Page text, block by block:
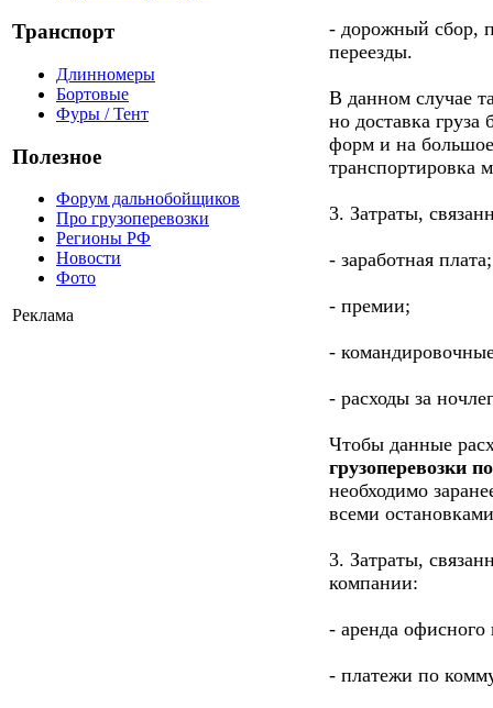
Транспорт
Длинномеры
Бортовые
Фуры / Тент
Полезное
Форум дальнобойщиков
Про грузоперевозки
Регионы РФ
Новости
Фото
Реклама
- дорожный сбор,
переезды.
В данном случае
но доставка
форм и на большое
транспортировка
3. Затраты,
- заработная плата;
- премии;
-
- расходы за
Чтобы данные
грузоперевозки
необходимо
всеми
3. Затраты,
компании:
- аренда
- платежи по